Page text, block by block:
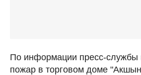
По информации пресс-службы
пожар в торговом доме